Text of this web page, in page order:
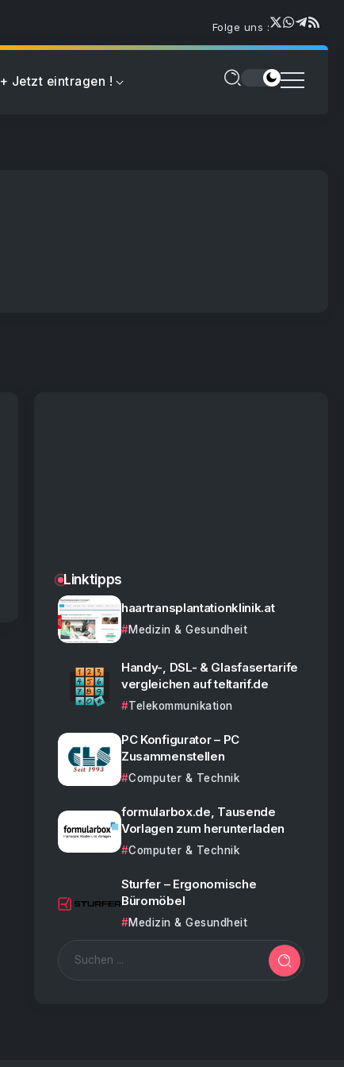
Folge uns :
+ Jetzt eintragen !
Linktipps
haartransplantationklinik.at
Medizin & Gesundheit
Handy-, DSL- & Glasfasertarife
vergleichen auf teltarif.de
Telekommunikation
PC Konfigurator – PC
Zusammenstellen
Computer & Technik
formularbox.de, Tausende
Vorlagen zum herunterladen
Computer & Technik
Sturfer – Ergonomische
Büromöbel
Medizin & Gesundheit